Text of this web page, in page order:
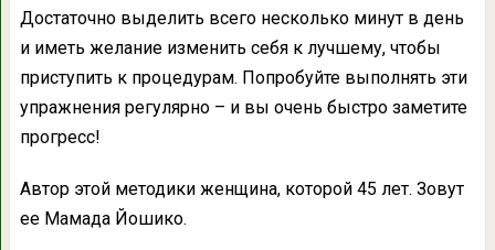
Достаточно выделить всего несколько минут в день
и иметь желание изменить себя к лучшему, чтобы
приступить к процедурам. Попробуйте выполнять эти
упражнения регулярно – и вы очень быстро заметите
прогресс!
Автор этой методики женщина, которой 45 лет. Зовут
ее Мамада Йошико.